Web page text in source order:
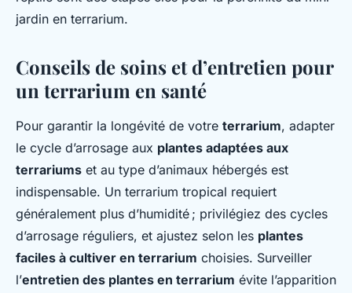
jardin en terrarium.
Conseils de soins et d’entretien pour
un terrarium en santé
Pour garantir la longévité de votre terrarium, adapter
le cycle d’arrosage aux plantes adaptées aux
terrariums et au type d’animaux hébergés est
indispensable. Un terrarium tropical requiert
généralement plus d’humidité ; privilégiez des cycles
d’arrosage réguliers, et ajustez selon les plantes
faciles à cultiver en terrarium choisies. Surveiller
l’entretien des plantes en terrarium évite l’apparition